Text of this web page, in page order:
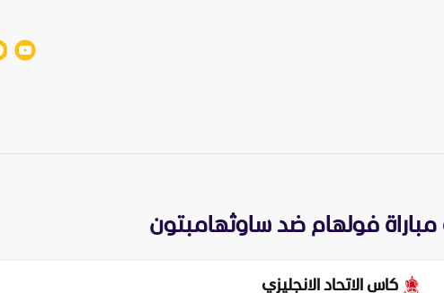
فولهام ضدساوثهامبتون
كاس الاتحاد الانجليزي